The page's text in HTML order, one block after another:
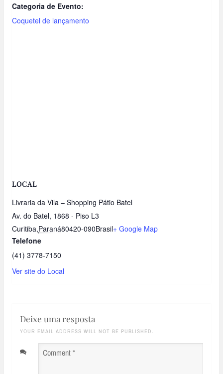
Categoria de Evento:
Coquetel de lançamento
LOCAL
Livraria da Vila – Shopping Pátio Batel
Av. do Batel, 1868 - Piso L3
Curitiba,Paraná80420-090Brasil+ Google Map
Telefone
(41) 3778-7150
Ver site do Local
Deixe uma resposta
YOUR EMAIL ADDRESS WILL NOT BE PUBLISHED.
Comment